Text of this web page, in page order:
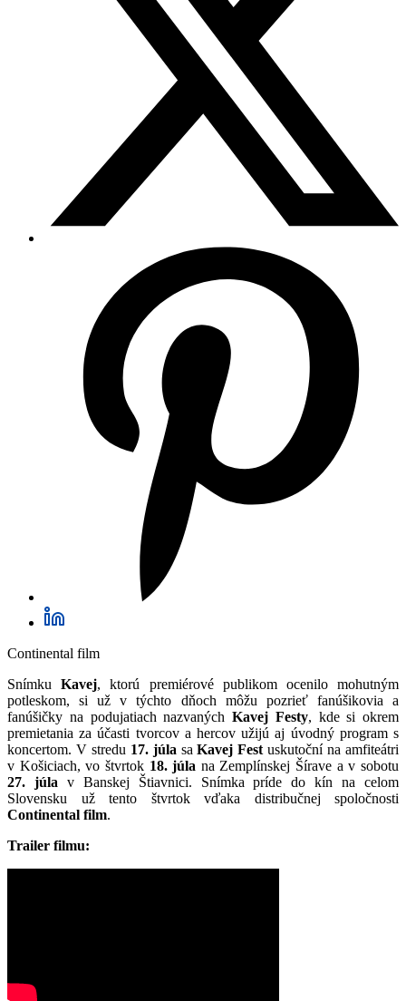
Continental film
SnímkuKavej, ktorú premiérové publikom ocenilo mohutným
potleskom, si už v týchto dňoch môžu pozrieť fanúšikovia a
fanúšičky na podujatiach nazvaných Kavej Festy, kde si okrem
premietania za účasti tvorcov a hercov užijú aj úvodný program s
koncertom. V stredu 17. júlasaKavej Festuskutoční na amfiteátri
v Košiciach, vo štvrtok 18. júla na Zemplínskej Šírave a v sobotu
27. júlav Banskej Štiavnici. Snímka príde do kín na celom
Slovensku už tento štvrtok vďaka distribučnej spoločnosti
Continental film.
Trailer filmu: